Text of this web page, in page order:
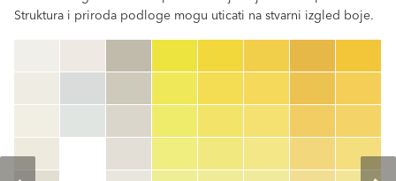
Struktura i priroda podloge mogu uticati na stvarni izgled boje.
clear